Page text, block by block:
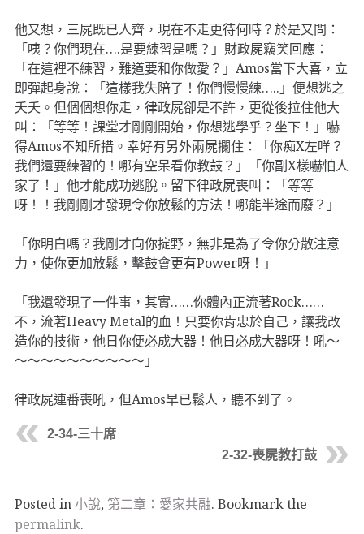
他又想，三屍既已人齊，現在不走更待何時？於是又問：
「咦？你們現在….是要練習是嗎？」財政屍竊笑回應：
「在這裡不練習，難道要和你做愛？」Amos當下大喜，立
即彈起身說：「這樣我失陪了！你們慢慢練…..」便想逃之
夭夭。但個個想你走，律政屍卻是不許，更從後拉住他大
叫：「等等！課堂才剛剛開始，你想逃學乎？坐下！」嚇
得Amos不知所措。幸好有另外兩屍攔住：「你痴X左咩？
我們還要練習的！哪有空呆看你教鼓？」「你副X樣嚇怕人
家了！」他才能成功逃脫。留下律政屍喪叫：「等等
呀！！我剛剛才發現令你放鬆的方法！哪能半途而廢？」
「你明白嗎？我剛才向你掟野，無非是為了令你分散注意
力，使你更加放鬆，擊鼓會更有Power呀！」
「我還發現了一件事，其實……你體內正流著Rock……
不，流著Heavy Metal的血！只要你肯忠於自己，讓我改
造你的技術，他日你便必成大器！他日必成大器呀！吼〜
〜〜〜〜〜〜〜〜〜〜」
律政屍連番喪吼，但Amos早已鬆人，聽不到了。
2-34-三十席
2-32-喪屍教打鼓
Posted in小說, 第二章：愛家共融. Bookmark the
permalink.